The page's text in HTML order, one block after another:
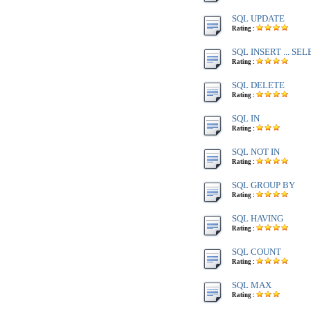
SQL UPDATE
Rating :
SQL INSERT ...
Rating :
SQL DELETE
Rating :
SQL IN
Rating :
SQL NOT IN
Rating :
SQL GROUP BY
Rating :
SQL HAVING
Rating :
SQL COUNT
Rating :
SQL MAX
Rating :